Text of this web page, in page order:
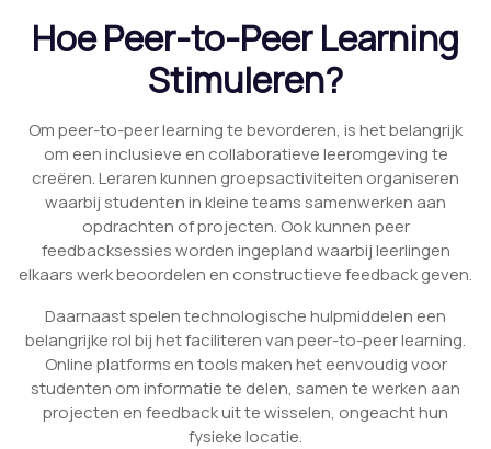
Hoe Peer-to-Peer Learning
Stimuleren?
Om peer-to-peer learning te bevorderen, is het belangrijk
om een inclusieve en collaboratieve leeromgeving te
creëren. Leraren kunnen groepsactiviteiten organiseren
waarbij studenten in kleine teams samenwerken aan
opdrachten of projecten. Ook kunnen peer
feedbacksessies worden ingepland waarbij leerlingen
elkaars werk beoordelen en constructieve feedback geven.
Daarnaast spelen technologische hulpmiddelen een
belangrijke rol bij het faciliteren van peer-to-peer learning.
Online platforms en tools maken het eenvoudig voor
studenten om informatie te delen, samen te werken aan
projecten en feedback uit te wisselen, ongeacht hun
fysieke locatie.